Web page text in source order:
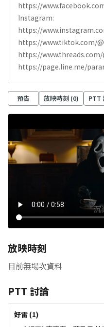
https://
Instagram:
https://
https://www.tiktok.com/
https://
https://page.line.me/
預告 放映時刻 (0) PTT
放映時刻
目前無場次資料
PTT 討論
好雷 (1)